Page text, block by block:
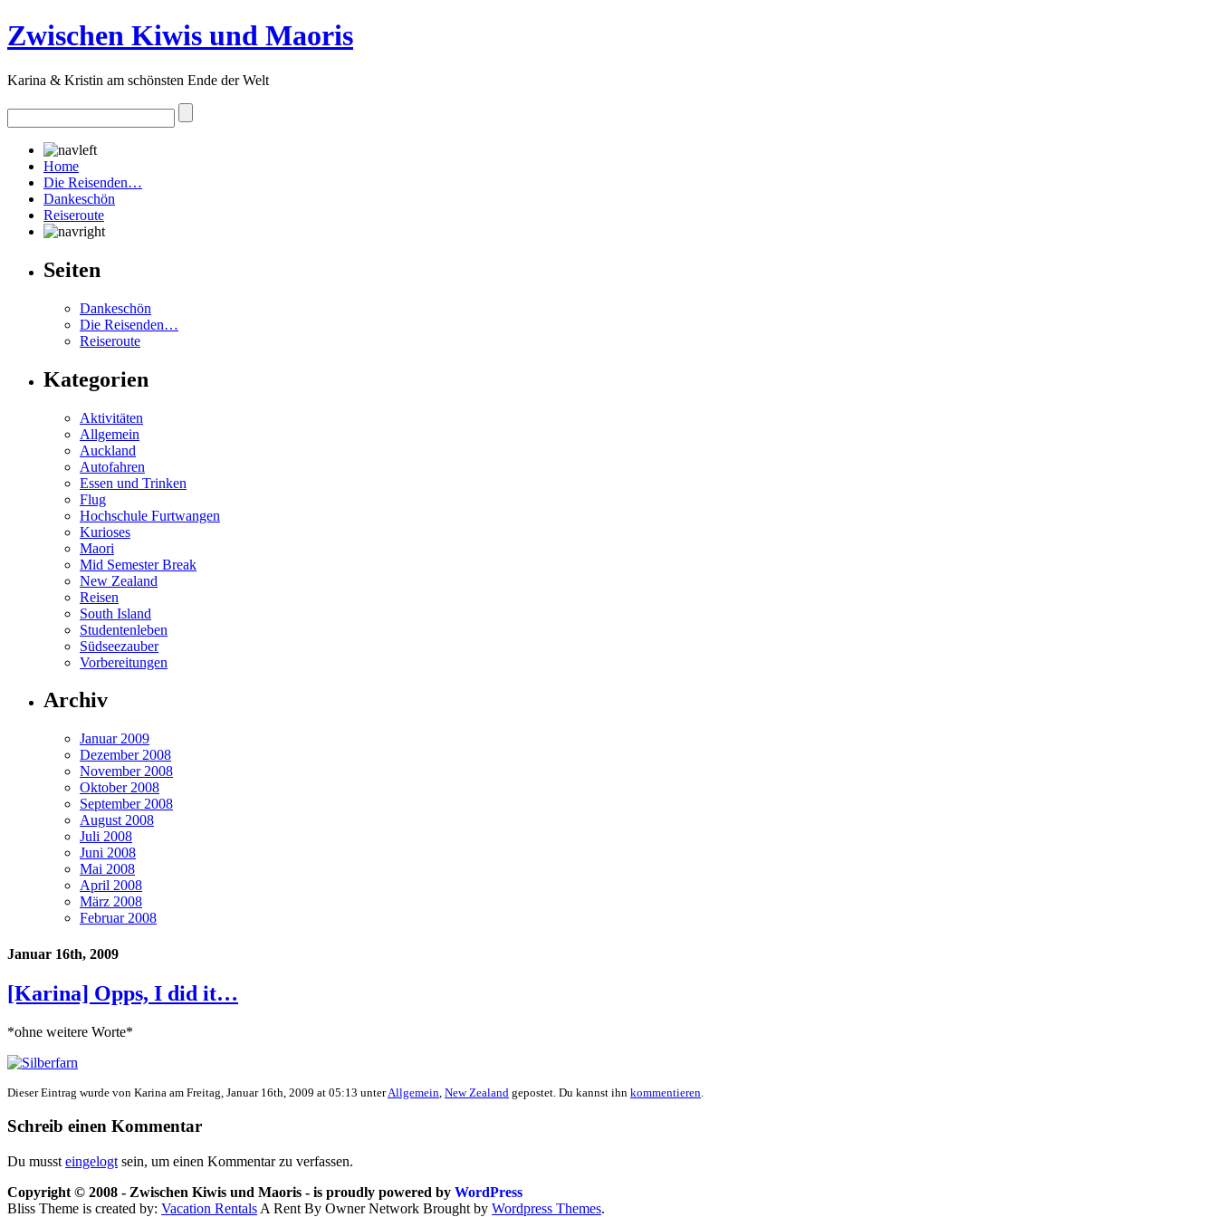
Zwischen Kiwis und Maoris
Karina & Kristin am schönsten Ende der Welt
Home
Die Reisenden…
Dankeschön
Reiseroute
Seiten
Dankeschön
Die Reisenden…
Reiseroute
Kategorien
Aktivitäten
Allgemein
Auckland
Autofahren
Essen und Trinken
Flug
Hochschule Furtwangen
Kurioses
Maori
Mid Semester Break
New Zealand
Reisen
South Island
Studentenleben
Südseezauber
Vorbereitungen
Archiv
Januar 2009
Dezember 2008
November 2008
Oktober 2008
September 2008
August 2008
Juli 2008
Juni 2008
Mai 2008
April 2008
März 2008
Februar 2008
Januar 16th, 2009
[Karina] Opps, I did it…
*ohne weitere Worte*
Dieser Eintrag wurde von Karina am Freitag, Januar 16th, 2009 at 05:13 unterAllgemein New Zealand gepostet. Du kannst ihn kommentieren
Schreib einen Kommentar
Du musst eingelogt sein, um einen Kommentar zu verfassen.
Copyright © 2008 - Zwischen Kiwis und Maoris - is proudly powered by WordPress
Bliss Theme is created by: Vacation Rentals A Rent By Owner Network Brought by Wordpress Themes.